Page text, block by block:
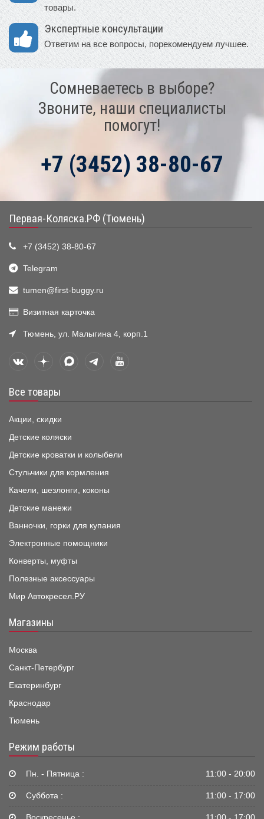
товары.
Экспертные консультации
Ответим на все вопросы, порекомендуем лучшее.
Сомневаетесь в выборе?
Звоните, наши специалисты
помогут!
+7 (3452) 38-80-67
Первая-Коляска.РФ (Тюмень)
+7 (3452) 38-80-67
Telegram
tumen@first-buggy.ru
Визитная карточка
Тюмень, ул. Малыгина 4, корп.1
Все товары
Акции, скидки
Детские коляски
Детские кроватки и колыбели
Стульчики для кормления
Качели, шезлонги, коконы
Детские манежи
Ванночки, горки для купания
Электронные помощники
Конверты, муфты
Полезные аксессуары
Мир Автокресел.РУ
Магазины
Москва
Санкт-Петербург
Екатеринбург
Краснодар
Тюмень
Режим работы
Пн. - Пятница : 11:00 - 20:00
Суббота : 11:00 - 17:00